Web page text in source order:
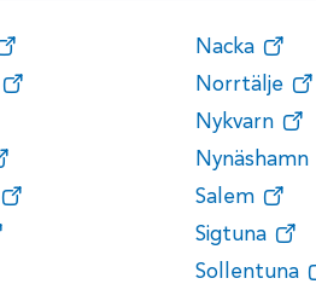
Nacka
Norrtälje
Nykvarn
Nynäshamn
Salem
Sigtuna
Sollentuna